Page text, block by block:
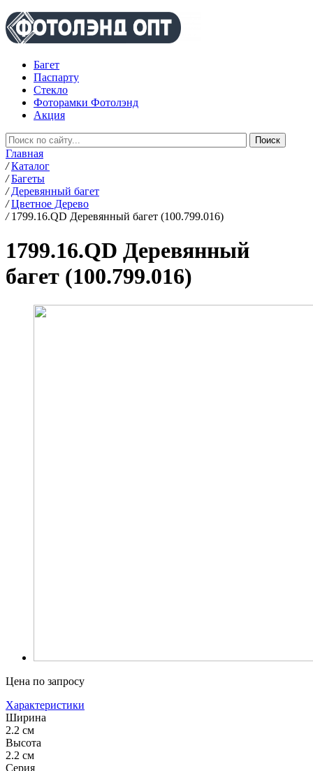
Багет
Паспарту
Стекло
Фоторамки Фотолэнд
Акция
Главная
/ Каталог
/ Багеты
/ Деревянный багет
/ Цветное Дерево
/ 1799.16.QD Деревянный багет (100.799.016)
1799.16.QD Деревянный
багет (100.799.016)
Цена по запросу
Характеристики
Ширина
2.2 см
Высота
2.2 см
Серия